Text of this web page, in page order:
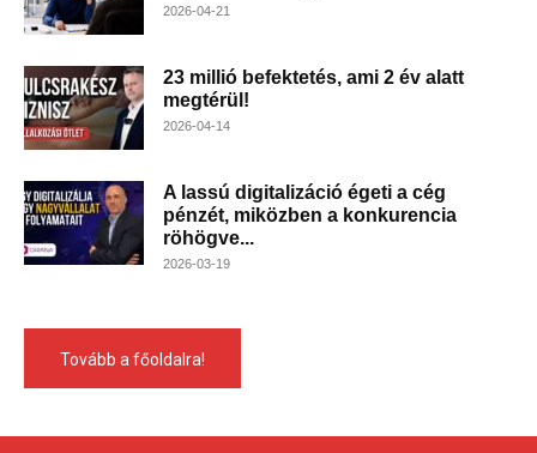
2026-04-21
23 millió befektetés, ami 2 év alatt
megtérül!
2026-04-14
A lassú digitalizáció égeti a cég
pénzét, miközben a konkurencia
röhögve...
2026-03-19
Tovább a főoldalra!